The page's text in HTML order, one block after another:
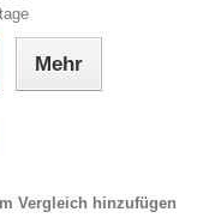
Mehr
Vergleich hinzufügen